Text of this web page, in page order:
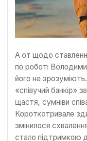
А от щодо
по роботі
його не
«співучий банкір»
щастя, сумніви
Короткотривале
змінилося
стало підтримкою